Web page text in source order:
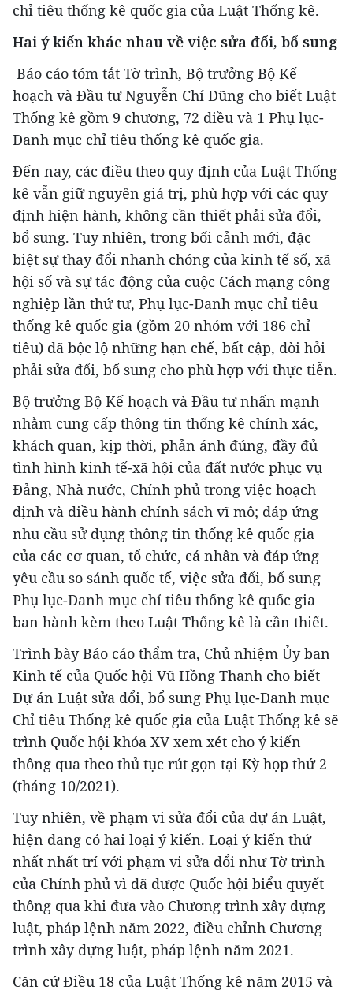
chỉ tiêu thống kê quốc gia của Luật Thống kê.
Hai ý kiến khác nhau về việc sửa đổi, bổ sung
Báo cáo tóm tắt Tờ trình, Bộ trưởng Bộ Kế
hoạch và Đầu tư Nguyễn Chí Dũng cho biết Luật
Thống kê gồm 9 chương, 72 điều và 1 Phụ lục-
Danh mục chỉ tiêu thống kê quốc gia.
Đến nay, các điều theo quy định của Luật Thống
kê vẫn giữ nguyên giá trị, phù hợp với các quy
định hiện hành, không cần thiết phải sửa đổi,
bổ sung. Tuy nhiên, trong bối cảnh mới, đặc
biệt sự thay đổi nhanh chóng của kinh tế số, xã
hội số và sự tác động của cuộc Cách mạng công
nghiệp lần thứ tư, Phụ lục-Danh mục chỉ tiêu
thống kê quốc gia (gồm 20 nhóm với 186 chỉ
tiêu) đã bộc lộ những hạn chế, bất cập, đòi hỏi
phải sửa đổi, bổ sung cho phù hợp với thực tiễn.
Bộ trưởng Bộ Kế hoạch và Đầu tư nhấn mạnh
nhằm cung cấp thông tin thống kê chính xác,
khách quan, kịp thời, phản ánh đúng, đầy đủ
tình hình kinh tế-xã hội của đất nước phục vụ
Đảng, Nhà nước, Chính phủ trong việc hoạch
định và điều hành chính sách vĩ mô; đáp ứng
nhu cầu sử dụng thông tin thống kê quốc gia
của các cơ quan, tổ chức, cá nhân và đáp ứng
yêu cầu so sánh quốc tế, việc sửa đổi, bổ sung
Phụ lục-Danh mục chỉ tiêu thống kê quốc gia
ban hành kèm theo Luật Thống kê là cần thiết.
Trình bày Báo cáo thẩm tra, Chủ nhiệm Ủy ban
Kinh tế của Quốc hội Vũ Hồng Thanh cho biết
Dự án Luật sửa đổi, bổ sung Phụ lục-Danh mục
Chỉ tiêu Thống kê quốc gia của Luật Thống kê sẽ
trình Quốc hội khóa XV xem xét cho ý kiến
thông qua theo thủ tục rút gọn tại Kỳ họp thứ 2
(tháng 10/2021).
Tuy nhiên, về phạm vi sửa đổi của dự án Luật,
hiện đang có hai loại ý kiến. Loại ý kiến thứ
nhất nhất trí với phạm vi sửa đổi như Tờ trình
của Chính phủ vì đã được Quốc hội biểu quyết
thông qua khi đưa vào Chương trình xây dựng
luật, pháp lệnh năm 2022, điều chỉnh Chương
trình xây dựng luật, pháp lệnh năm 2021.
Căn cứ Điều 18 của Luật Thống kê năm 2015 và